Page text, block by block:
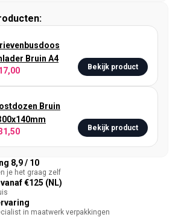
Bruin A4
Bekijk product
Bruin
Bekijk product
8,9 / 10
je het graag zelf
€125 (NL)
in maatwerk verpakkingen